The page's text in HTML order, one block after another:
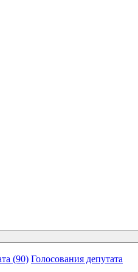
(90) Голосования депутата